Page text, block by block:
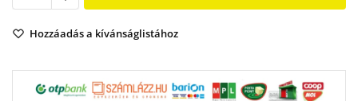
Hozzáadás a kívánságlistához